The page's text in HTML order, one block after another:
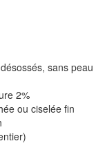
sans peau
2%
ou ciselée fin